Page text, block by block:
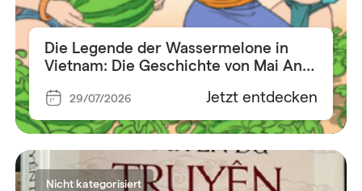
Die Legende der Wassermelone in
Vietnam: Die Geschichte von Mai An
29/07/2026 Jetzt entdecken
Nicht kategorisiert